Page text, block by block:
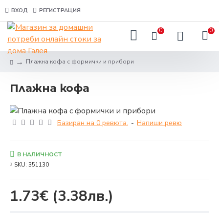
ВХОД РЕГИСТРАЦИЯ
0 0
Плажна кофа с формички и прибори
Плажна кофа
Базиран на 0 ревюта. - Напиши ревю
1.73€ (3.38лв.)
В НАЛИЧНОСТ
SKU: 351130